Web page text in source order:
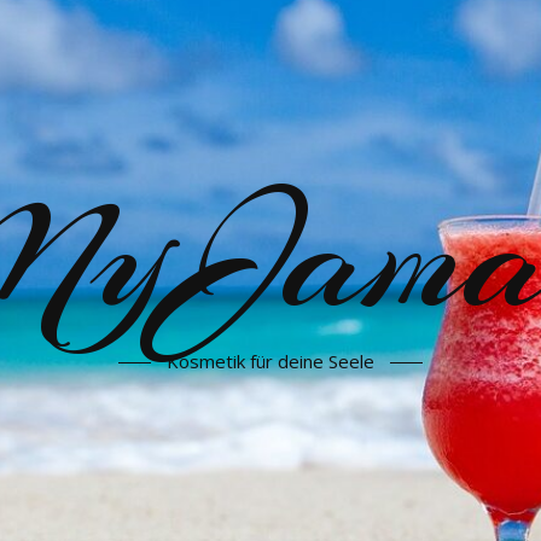
Kosmetik für deine Seele